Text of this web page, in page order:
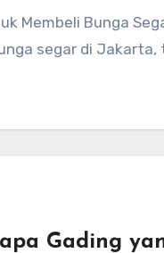
Membeli Bunga
segar di Jakarta,
Gading